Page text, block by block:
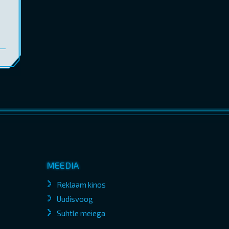
MEEDIA
Reklaam kinos
Uudisvoog
Suhtle meiega